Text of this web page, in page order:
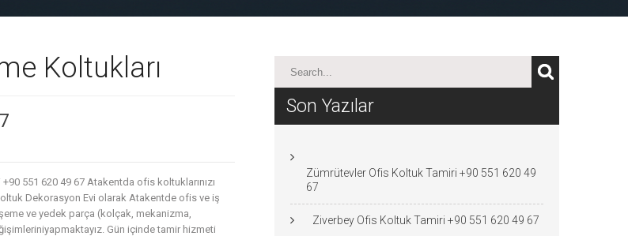
Koltukları
551 620 49 67 Atakentda ofis koltuklarınızı
Dekorasyon Evi olarak Atakentde ofis ve iş
ve yedek parça (kolçak, mekanizma,
Gün içinde tamir hizmeti
Son Yazılar
Zümrütevler Ofis Koltuk Tamiri +90 551 620 49
67
Ziverbey Ofis Koltuk Tamiri +90 551 620 49 67